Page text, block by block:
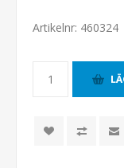
Artikelnr: 460324